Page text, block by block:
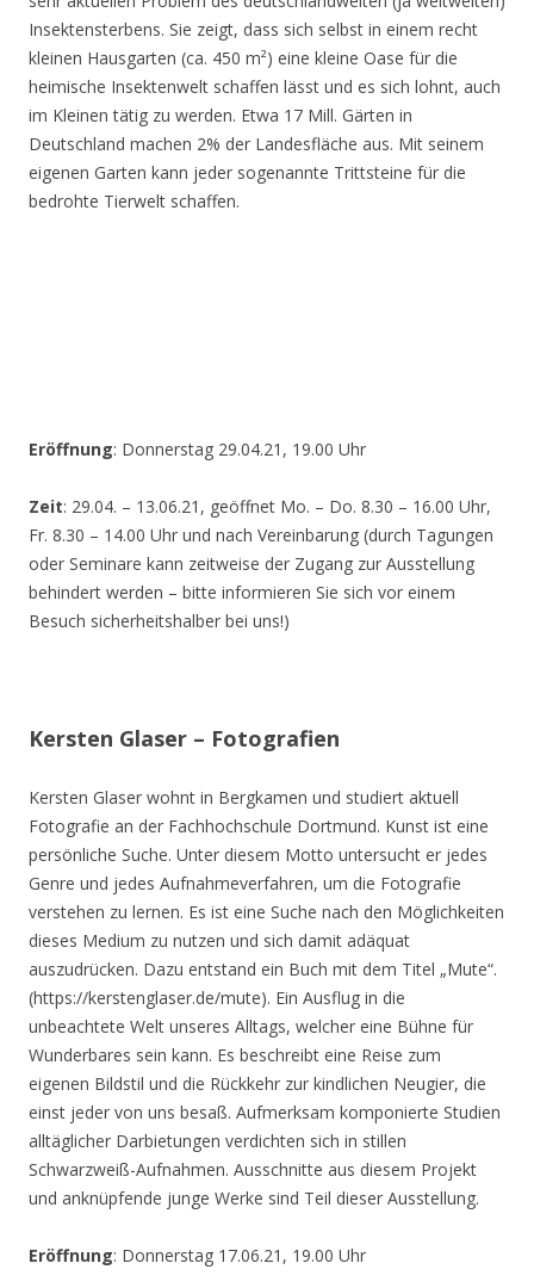
Insektensterbens. Sie zeigt, dass sich selbst in einem recht
kleinen Hausgarten (ca. 450 m²) eine kleine Oase für die
heimische Insektenwelt schaffen lässt und es sich lohnt, auch
im Kleinen tätig zu werden. Etwa 17 Mill. Gärten in
Deutschland machen 2% der Landesfläche aus. Mit seinem
eigenen Garten kann jeder sogenannte Trittsteine für die
bedrohte Tierwelt schaffen.
Eröffnung: Donnerstag 29.04.21, 19.00 Uhr
Zeit: 29.04. – 13.06.21, geöffnet Mo. – Do. 8.30 – 16.00 Uhr,
Fr. 8.30 – 14.00 Uhr und nach Vereinbarung (durch Tagungen
oder Seminare kann zeitweise der Zugang zur Ausstellung
behindert werden – bitte informieren Sie sich vor einem
Besuch sicherheitshalber bei uns!)
Kersten Glaser – Fotografien
Kersten Glaser wohnt in Bergkamen und studiert aktuell
Fotografie an der Fachhochschule Dortmund. Kunst ist eine
persönliche Suche. Unter diesem Motto untersucht er jedes
Genre und jedes Aufnahmeverfahren, um die Fotografie
verstehen zu lernen. Es ist eine Suche nach den Möglichkeiten
dieses Medium zu nutzen und sich damit adäquat
auszudrücken. Dazu entstand ein Buch mit dem Titel „Mute“.
(https://kerstenglaser.de/mute). Ein Ausflug in die
unbeachtete Welt unseres Alltags, welcher eine Bühne für
Wunderbares sein kann. Es beschreibt eine Reise zum
eigenen Bildstil und die Rückkehr zur kindlichen Neugier, die
einst jeder von uns besaß. Aufmerksam komponierte Studien
alltäglicher Darbietungen verdichten sich in stillen
Schwarzweiß-Aufnahmen. Ausschnitte aus diesem Projekt
und anknüpfende junge Werke sind Teil dieser Ausstellung.
Eröffnung: Donnerstag 17.06.21, 19.00 Uhr